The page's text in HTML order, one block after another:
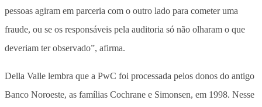
pessoas agiram em parceria com o outro lado para cometer uma
fraude, ou se os responsáveis pela auditoria só não olharam o que
deveriam ter observado”, afirma.
Della Valle lembra que a PwC foi processada pelos donos do antigo
Banco Noroeste, as famílias Cochrane e Simonsen, em 1998. Nesse